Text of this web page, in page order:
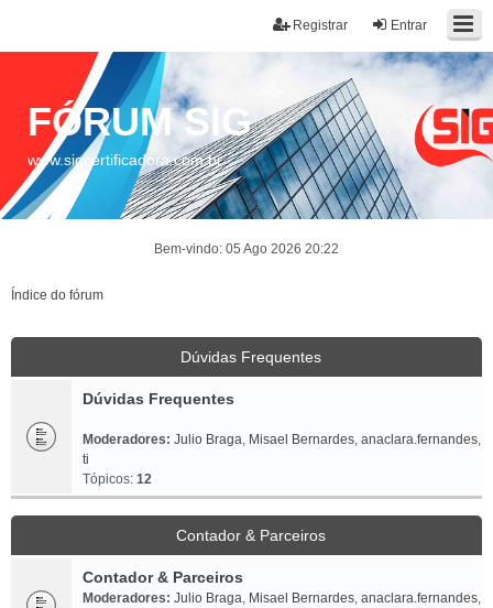
Entrar
Registrar
FÓRUM SIG
www.sigcertificadora.com.br
Bem-vindo: 05 Ago 2026 20:22
Índice do fórum
Dúvidas Frequentes
Dúvidas Frequentes
Moderadores: Julio Braga, Misael Bernardes, anaclara.fernandes,
ti
Tópicos: 12
Contador & Parceiros
Contador & Parceiros
Moderadores: Julio Braga, Misael Bernardes, anaclara.fernandes,